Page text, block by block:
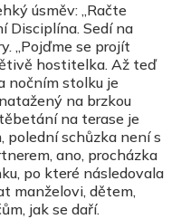
úsměv: „Račte
Disciplína. Sedí na
„Pojďme se projít
hostitelka. Až teď
nočním stolku je
na brzkou
na terase je
polední schůzka není s
ano, procházka
po které následovala
manželovi, dětem,
jak se daří.